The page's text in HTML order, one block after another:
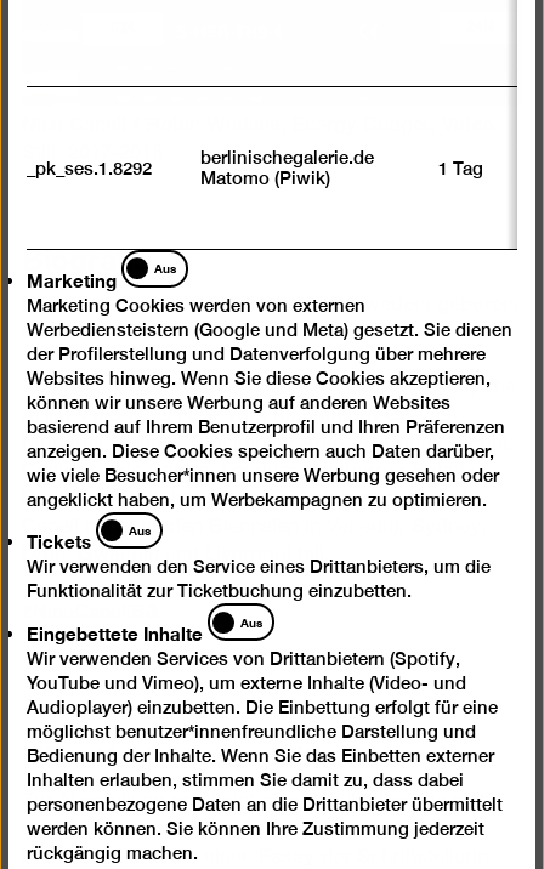
Biografie
Nina Canell wurde 1979 in Växjö (Schweden) geboren,
studierte in Dublin und lebt in Berlin.
Ausgewählte Einzelausstellungen: S.M.A.K, Gent; The
Artist‘s Institute, New York (mit Milford Graves);
Moderna Museet, Stockholm; Arko Art Center, Seoul;
Camden Arts Centre, London; Hamburger Bahnhof
Berlin (mit Rolf Julius) und Fridericianum, Kassel.
Canell nahm an den Biennalen in Venedig, Sydney,
Lyon, Gwangju und Liverpool teil.
#NinaCanellBG
Künstler*innenpublikation
Zur Ausstellung erscheint eine Publikation, die sich
ausführlich mit der Installation „Muscle Memory“
beschäftigt und die einen Essay der Schriftstellerin
_pk_ses.1.8292
berlinischegalerie.de
Matomo (Piwik)
1 Tag
Marketing
Marketing
Aus
Marketing Cookies werden von externen
Werbediensteistern (Google und Meta) gesetzt. Sie dienen
der Profilerstellung und Datenverfolgung über mehrere
Websites hinweg. Wenn Sie diese Cookies akzeptieren,
können wir unsere Werbung auf anderen Websites
basierend auf Ihrem Benutzerprofil und Ihren Präferenzen
anzeigen. Diese Cookies speichern auch Daten darüber,
wie viele Besucher*innen unsere Werbung gesehen oder
angeklickt haben, um Werbekampagnen zu optimieren.
Tickets
Tickets
Aus
Wir verwenden den Service eines Drittanbieters, um die
Funktionalität zur Ticketbuchung einzubetten.
Eingebettete Inhalte
Eingebettete
Inhalte
Aus
Wir verwenden Services von Drittanbietern (Spotify,
YouTube und Vimeo), um externe Inhalte (Video- und
Audioplayer) einzubetten. Die Einbettung erfolgt für eine
möglichst benutzer*innenfreundliche Darstellung und
Bedienung der Inhalte. Wenn Sie das Einbetten externer
Inhalten erlauben, stimmen Sie damit zu, dass dabei
personenbezogene Daten an die Drittanbieter übermittelt
werden können. Sie können Ihre Zustimmung jederzeit
rückgängig machen.